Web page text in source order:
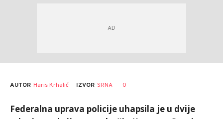
AUTOR Haris Krhalić IZVOR SRNA 0
Federalna uprava policije uhapsila je u dvije